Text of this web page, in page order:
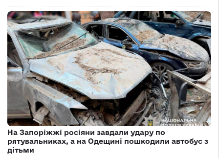
На Запоріжжі росіяни завдали удару по
рятувальниках, а на Одещині пошкодили автобус з
дітьми